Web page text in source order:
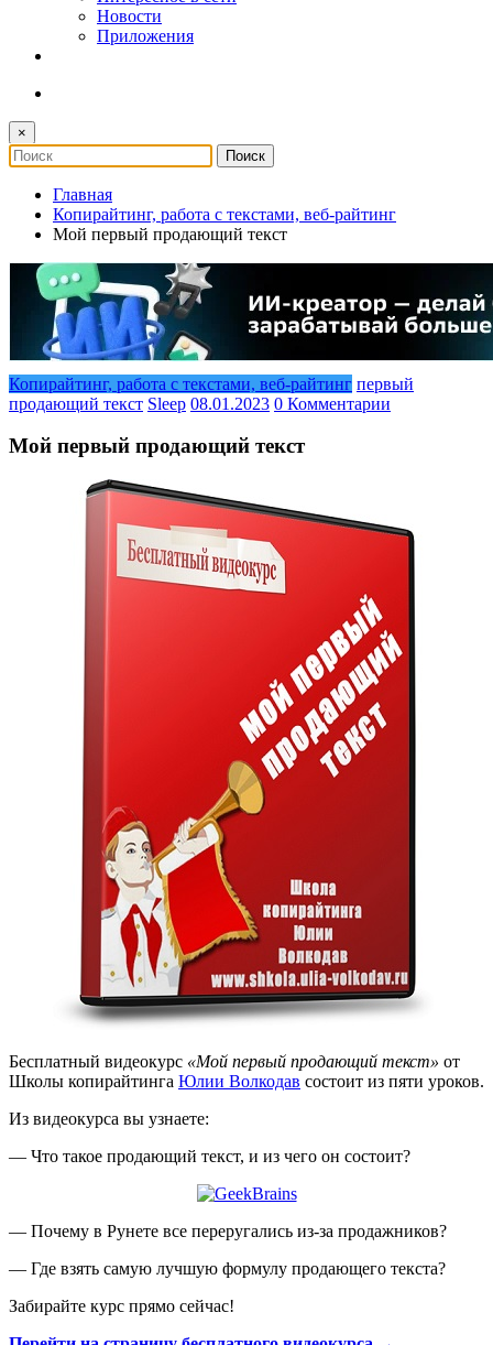
Новости
Приложения
×
Главная
Копирайтинг, работа с текстами, веб-райтинг
Мой первый продающий текст
Копирайтинг, работа с текстами, веб-райтинг первый
продающий текст Sleep 08.01.2023 0 Комментарии
Мой первый продающий текст
Бесплатный видеокурс «Мой первый продающий текст» от
Школы копирайтинга Юлии Волкодав состоит из пяти уроков.
Из видеокурса вы узнаете:
— Что такое продающий текст, и из чего он состоит?
— Почему в Рунете все переругались из-за продажников?
— Где взять самую лучшую формулу продающего текста?
Забирайте курс прямо сейчас!